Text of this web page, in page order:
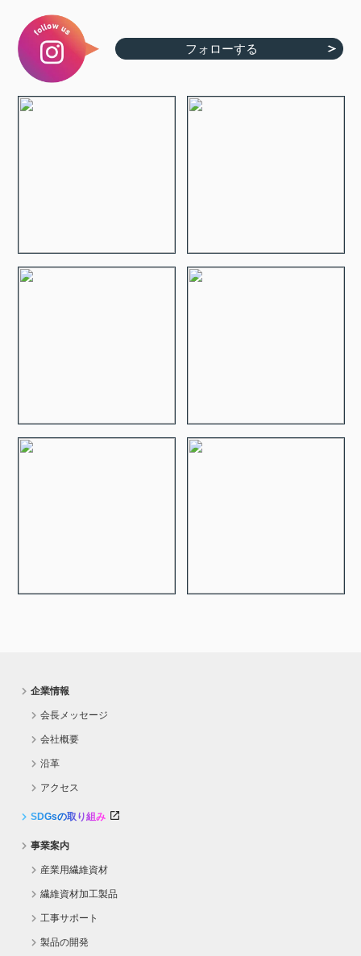
フォローする
企業情報
会長メッセージ
会社概要
沿革
アクセス
SDGsの取り組み
事業案内
産業用繊維資材
繊維資材加工製品
工事サポート
製品の開発